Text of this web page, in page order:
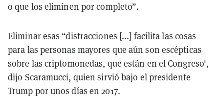
o que los eliminen por completo”.
Eliminar esas “distracciones [...] facilita las cosas
para las personas mayores que aún son escépticas
sobre las criptomonedas, que están en el Congreso',
dijo Scaramucci, quien sirvió bajo el presidente
Trump por unos días en 2017.